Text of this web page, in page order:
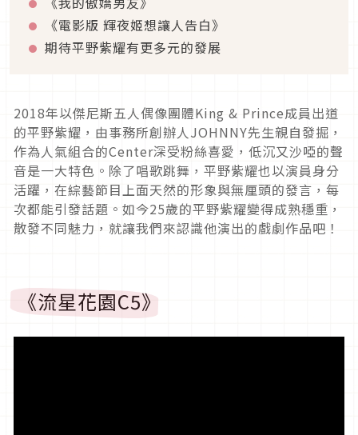
《電影版 輝夜姬想讓人告白》
期待平野紫耀有更多元的發展
2018年以傑尼斯五人偶像團體King & Prince成員出道
的平野紫耀，由事務所創辦人 JOHNNY先生親自發掘，
作為人氣組合的Center深受粉絲喜愛，低沉又沙啞的聲
音是一大特色。除了唱歌跳舞，平野紫耀也以演員身分
活躍，在綜藝節目上面天然的形象與無厘頭的發言，每
次都能引發話題。如今25歲的平野紫耀變得成熟穩重，
散發不同魅力，就讓我們來認識他演出的戲劇作品吧！
《流星花園C5》